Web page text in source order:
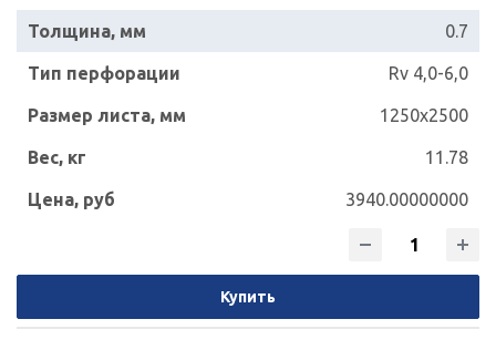
0.7
Rv 4,0-6,0
1250x2500
11.78
3940.00000000
Купить